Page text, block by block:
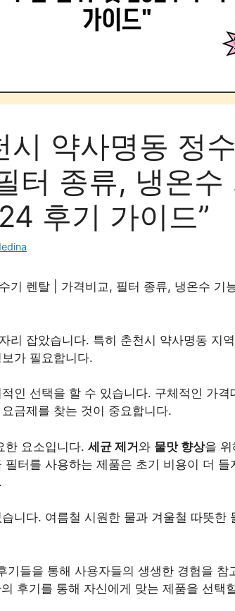
약사명동 정수
터 종류, 냉온수
후기 가이드”
기 렌탈 | 가격비교, 필터 종류, 냉온수 기
리 잡았습니다. 특히 춘천시 약사명동 지
가 필요합니다.
인 선택을 할 수 있습니다. 구체적인 가격
금제를 찾는 것이 중요합니다.
한 요소입니다. 세균 제거와 물맛 향상을 위
필터를 사용하는 제품은 초기 비용이 더
니다. 여름철 시원한 물과 겨울철 따뜻한
기들을 통해 사용자들의 생생한 경험을 참
후기를 통해 자신에게 맞는 제품을 선택